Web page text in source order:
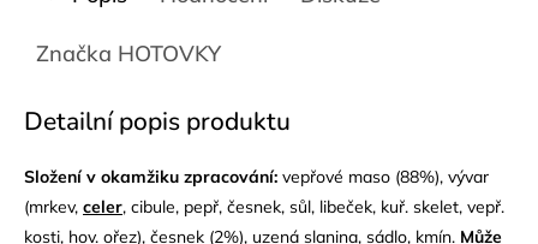
Značka HOTOVKY
Detailní popis produktu
Složení v okamžiku zpracování: vepřové maso (88%), vývar
(mrkev, celer, cibule, pepř, česnek, sůl, libeček, kuř. skelet, vepř.
kosti, hov. ořez), česnek (2%), uzená slanina, sádlo, kmín. Může